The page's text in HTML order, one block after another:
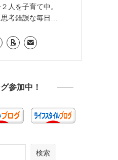
人を子育て中。
考錯誤な毎日…
参加中！
検索